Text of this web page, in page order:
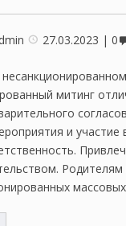
27.03.2023 0
митинг
и